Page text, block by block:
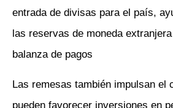
entrada de divisas para el país,
las reservas de moneda
balanza de pagos
Las remesas también impulsan el
pueden favorecer inversiones en